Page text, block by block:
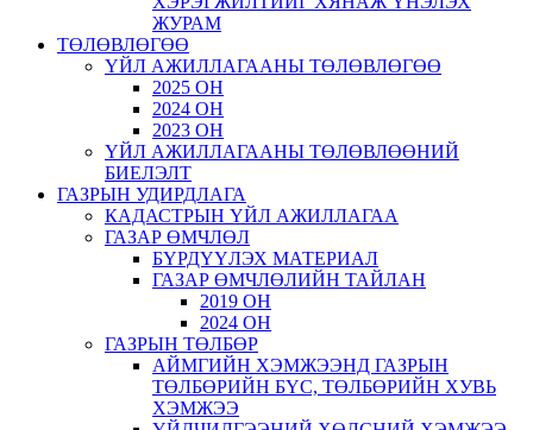
ЖУРАМ
ТӨЛӨВЛӨГӨӨ
ҮЙЛ АЖИЛЛАГААНЫ ТӨЛӨВЛӨГӨӨ
2025 ОН
2024 ОН
2023 ОН
ҮЙЛ АЖИЛЛАГААНЫ ТӨЛӨВЛӨӨНИЙ
БИЕЛЭЛТ
ГАЗРЫН УДИРДЛАГА
КАДАСТРЫН ҮЙЛ АЖИЛЛАГАА
ГАЗАР ӨМЧЛӨЛ
БҮРДҮҮЛЭХ МАТЕРИАЛ
ГАЗАР ӨМЧЛӨЛИЙН ТАЙЛАН
2019 ОН
2024 ОН
ГАЗРЫН ТӨЛБӨР
АЙМГИЙН ХЭМЖЭЭНД ГАЗРЫН
ТӨЛБӨРИЙН БҮС, ТӨЛБӨРИЙН ХУВЬ
ХЭМЖЭЭ